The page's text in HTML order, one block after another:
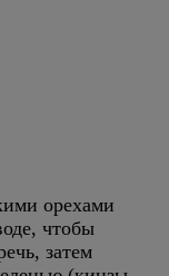
орехами
чтобы
затем